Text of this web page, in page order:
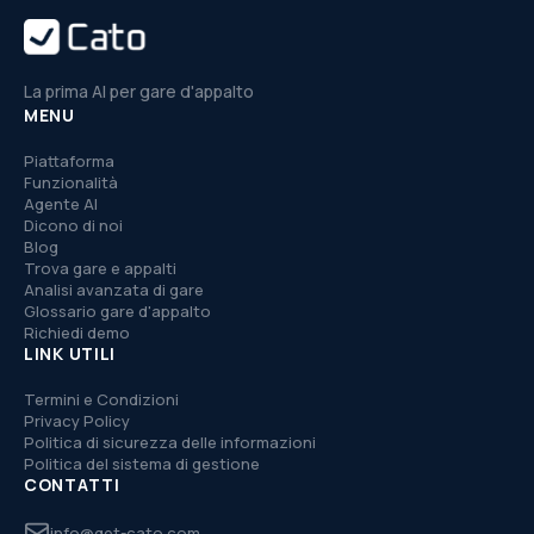
La prima AI per gare d'appalto
MENU
Piattaforma
Funzionalità
Agente AI
Dicono di noi
Blog
Trova gare e appalti
Analisi avanzata di gare
Glossario gare d'appalto
Richiedi demo
LINK UTILI
Termini e Condizioni
Privacy Policy
Politica di sicurezza delle informazioni
Politica del sistema di gestione
CONTATTI